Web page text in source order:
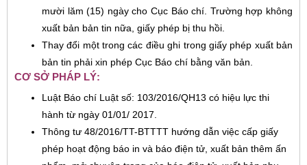
mười lăm (15) ngày cho Cục Báo chí. Trường hợp không
xuất bản bản tin nữa, giấy phép bị thu hồi.
Thay đổi một trong các điều ghi trong giấy phép xuất bản
bản tin phải xin phép Cục Báo chí bằng văn bản.
CƠ SỞ PHÁP LÝ:
Luật Báo chí Luật số: 103/2016/QH13 có hiệu lực thi
hành từ ngày 01/01/ 2017.
Thông tư 48/2016/TT-BTTTT hướng dẫn việc cấp giấy
phép hoạt động báo in và báo điện tử, xuất bản thêm ấn